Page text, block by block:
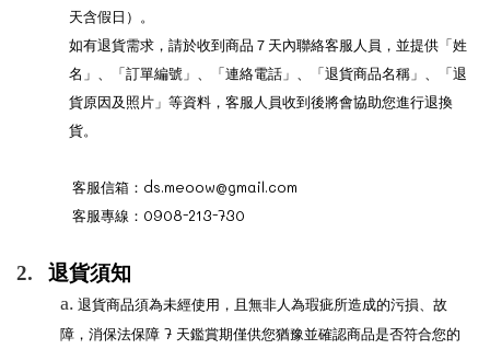
天含假日）。
如有退貨需求，請於收到商品７天內聯絡客服人員，並提供「姓
名」、「訂單編號」、「連絡電話」、「退貨商品名稱」、「退
貨原因及照片」等資料，客服人員收到後將會協助您進行退換
貨。
客服信箱： ds.meoow@gmail.com
客服專線： 0908-213-730
2. 退貨須知
a. 退貨商品須為未經使用，且無非人為瑕疵所造成的污損、故
障，消保法保障 7 天鑑賞期僅供您猶豫並確認商品是否符合您的